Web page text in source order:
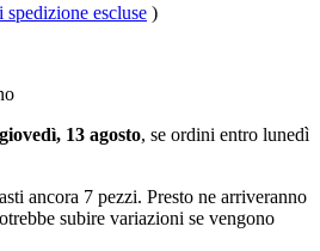
spedizione escluse )
13 agosto, se ordini entro lunedì
ancora 7 pezzi. Presto ne arriveranno
subire variazioni se vengono